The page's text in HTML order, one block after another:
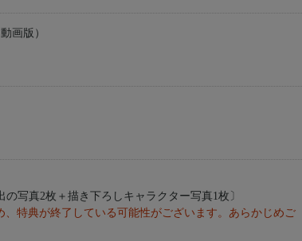
画版）
写真2枚＋描き下ろしキャラクター写真1枚〕
特典が終了している可能性がございます。あらかじめご